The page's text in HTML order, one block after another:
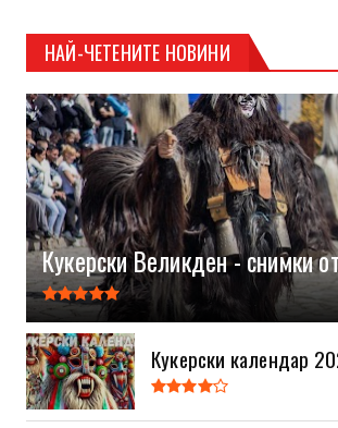
НАЙ-ЧЕТЕНИТЕ НОВИНИ
Кукерски Великден - снимки
Кукерски календар